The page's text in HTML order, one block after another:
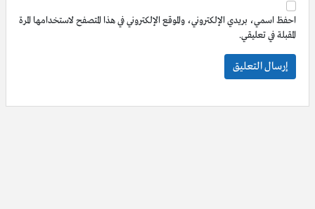
احفظ اسمي، بريدي الإلكتروني، والموقع الإلكتروني في هذا المتصفح لاستخدامها المرة
المقبلة في تعليقي.